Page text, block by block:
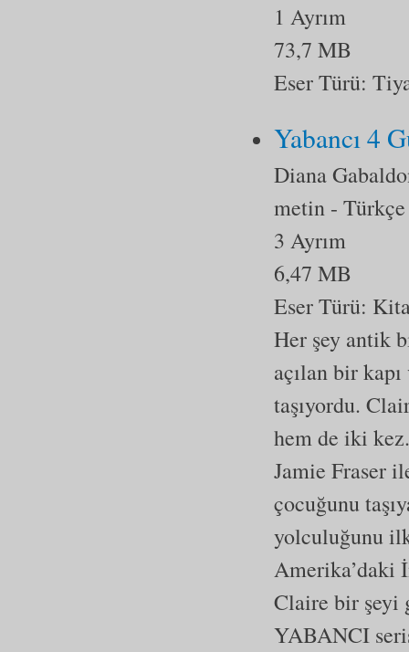
1 Ayrım
73,7 MB
Eser Türü:
Yabancı 4
Diana
metin - Türkçe
3 Ayrım
6,47 MB
Eser Türü:
Her şey antik
açılan bir
taşıyordu.
hem de iki
Jamie Fraser
çocuğunu
yolculuğunu
Amerika’daki
Claire bir şeyi
YABANCI